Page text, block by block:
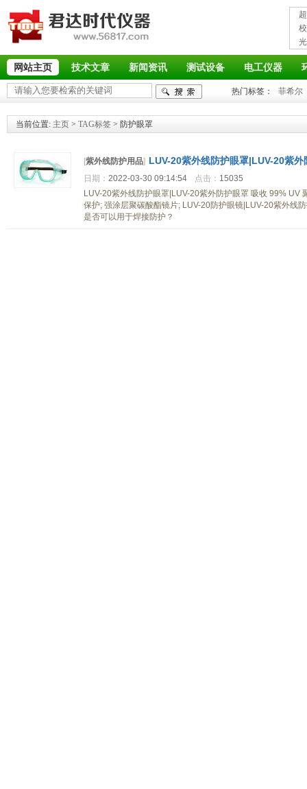
网站主页 技术文章 新闻资讯 测试设备 电工仪器
热门标签： 菲希尔
当前位置: 主页 > TAG标签 > 防护眼罩
[紫外线防护用品] LUV-20紫外线防护眼罩|LUV-20紫外
日期： 2022-03-30 09:14:54 点击： 15035
LUV-20紫外线防护眼罩|LUV-20紫外防护眼罩 吸收 99% UV
保护; 强涂层聚碳酸酯镜片; LUV-20防护眼镜|LUV-20紫外线
是否可以用于焊接防护？